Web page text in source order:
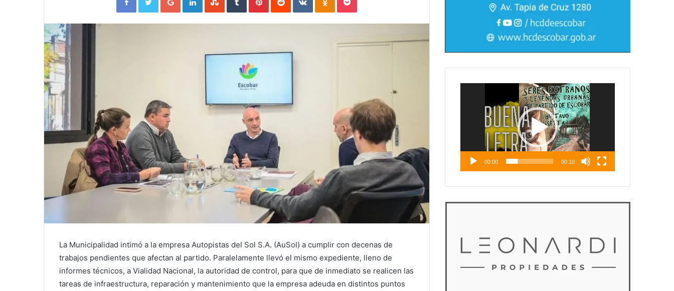
La Municipalidad intimó a la empresa Autopistas del Sol S.A. (AuSol) a cumplir con decenas de
trabajos pendientes que afectan al partido. Paralelamente llevó el mismo expediente, lleno de
informes técnicos, a Vialidad Nacional, la autoridad de control, para que de inmediato se realicen las
tareas de infraestructura, reparación y mantenimiento que la empresa adeuda en distintos puntos
00:00 00:10